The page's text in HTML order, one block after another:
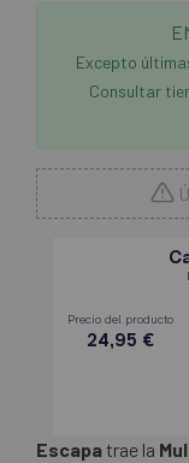
Excepto
Consultar
Escapatrae la